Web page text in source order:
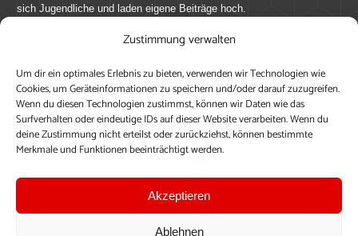
Zustimmung verwalten
Um dir ein optimales Erlebnis zu bieten, verwenden wir Technologien wie
Cookies, um Geräteinformationen zu speichern und/oder darauf zuzugreifen.
Wenn du diesen Technologien zustimmst, können wir Daten wie das
Surfverhalten oder eindeutige IDs auf dieser Website verarbeiten. Wenn du
deine Zustimmung nicht erteilst oder zurückziehst, können bestimmte
Merkmale und Funktionen beeinträchtigt werden.
Akzeptieren
Ablehnen
sich Jugendliche und laden eigene Beiträge hoch.
Mach mit bei youpod.de!
youpod.de lebt von Menschen wie dir. Sammel
journalistische Erfahrung, teile deine Perspektive und
veröffentliche deine Beiträge auf youpod.de.Du musst
dich anmelden, um alle Funktionen nutzen zu können, ein
Profil anzulegen, eigene Beiträge hochzuladen und zu
Einloggen